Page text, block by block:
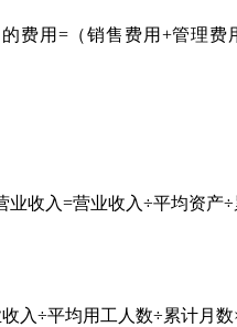
用=（销售费用+管理费
收入=营业收入÷平均资产÷
÷平均用工人数÷累计月数